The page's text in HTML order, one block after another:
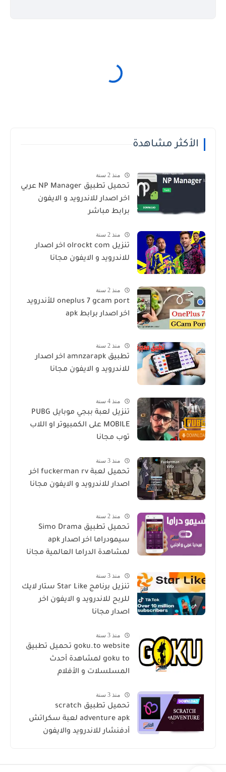
الأكثر مشاهدة
منذ 2 سنة
تحميل تطبيق NP Manager عربي
اخر اصدار للاندرويد و الايفون
برابط مباشر
منذ 2 سنة
تنزيل olrockt com اخر اصدار
للاندرويد و الايفون مجانا
منذ 2 سنة
oneplus 7 gcam port للأندرويد
اخر اصدار برابط apk
منذ 2 سنة
تطبيق amnzarapk اخر اصدار
للاندرويد و الايفون مجانا
منذ 4 سنة
تنزيل لعبة ببجي موبايل PUBG
MOBILE على الكمبيوتر او اللاب
توب مجانا
منذ 3 سنة
تحميل لعبة fuckerman rv اخر
اصدار للاندرويد و الايفون مجانا
منذ 2 سنة
تحميل تطبيق Simo Drama
سيمودراما اخر اصدار apk
لمشاهدة الدراما العالمية مجانا
منذ 3 سنة
تنزيل برنامج Star Like ستار لايك
للربح للاندرويد و الايفون اخر
اصدار مجانا
منذ 3 سنة
goku.to website تحميل تطبيق
goku to لمشاهدة أحدث
المسلسلات و الأفلام
منذ 3 سنة
تحميل تطبيق scratch
adventure apk لعبة سكراتش
أدفنشار للاندرويد والايفون